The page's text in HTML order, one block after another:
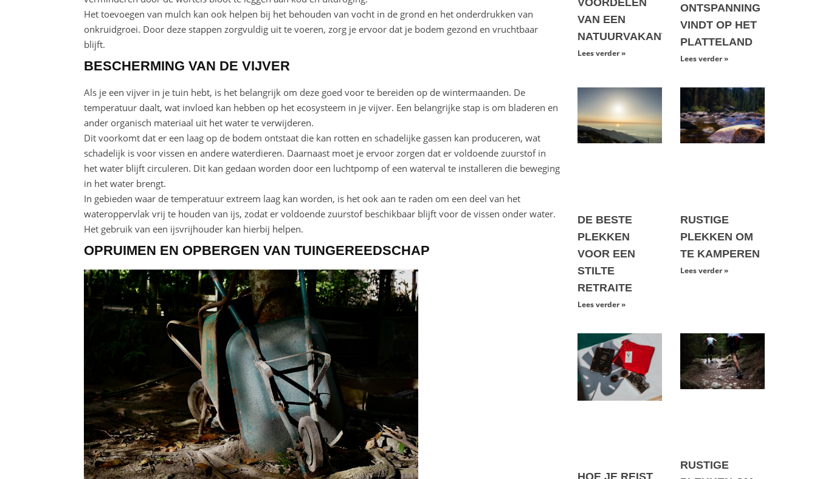
Het toevoegen van mulch kan ook helpen bij het behouden van vocht in de grond en het onderdrukken van
onkruidgroei. Door deze stappen zorgvuldig uit te voeren, zorg je ervoor dat je bodem gezond en vruchtbaar
blijft.
BESCHERMING VAN DE VIJVER
Als je een vijver in je tuin hebt, is het belangrijk om deze goed voor te bereiden op de wintermaanden. De
temperatuur daalt, wat invloed kan hebben op het ecosysteem in je vijver. Een belangrijke stap is om bladeren en
ander organisch materiaal uit het water te verwijderen.
Dit voorkomt dat er een laag op de bodem ontstaat die kan rotten en schadelijke gassen kan produceren, wat
schadelijk is voor vissen en andere waterdieren. Daarnaast moet je ervoor zorgen dat er voldoende zuurstof in
het water blijft circuleren. Dit kan gedaan worden door een luchtpomp of een waterval te installeren die beweging
in het water brengt.
In gebieden waar de temperatuur extreem laag kan worden, is het ook aan te raden om een deel van het
wateroppervlak vrij te houden van ijs, zodat er voldoende zuurstof beschikbaar blijft voor de vissen onder water.
Het gebruik van een ijsvrijhouder kan hierbij helpen.
OPRUIMEN EN OPBERGEN VAN TUINGEREEDSCHAP
VAN EEN
NATUURVAKANTIE
Lees verder »
ONTSPANNING
VINDT OP HET
PLATTELAND
Lees verder »
DE BESTE
PLEKKEN
VOOR EEN
STILTE
RETRAITE
Lees verder »
RUSTIGE
PLEKKEN OM
TE KAMPEREN
Lees verder »
RUSTIGE